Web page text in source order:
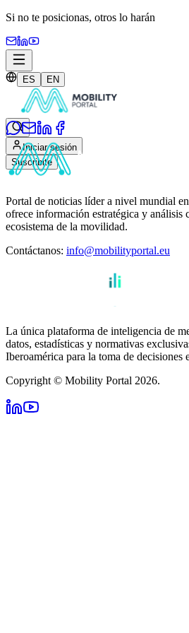
Si no te posicionas, otros lo harán
ES EN
Iniciar sesión
Suscribite
Portal de noticias líder a nivel mundial
ofrece información estratégica y análisis
ecosistema de la movilidad.
Contáctanos: info@mobilityportal.eu
La única plataforma de inteligencia de
datos, estadísticas y normativas
Iberoamérica para la toma de decisiones
Copyright © Mobility Portal 2026.